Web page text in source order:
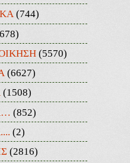
(744)
(5570)
(6627)
(1508)
(852)
(2)
(2816)